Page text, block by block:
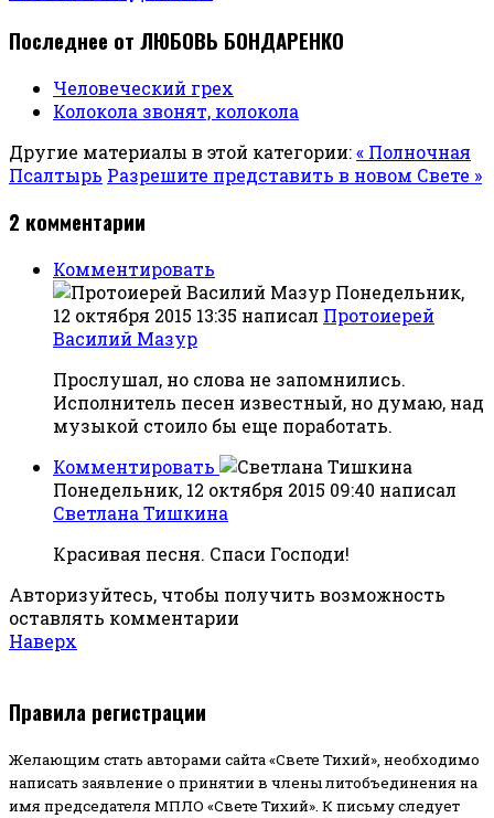
Последнее от ЛЮБОВЬ БОНДАРЕНКО
Человеческий грех
Колокола звонят, колокола
Другие материалы в этой категории:« Полночная
Псалтырь Разрешите представить в новом Свете »
2 комментарии
Комментировать
Понедельник,
12 октября 2015 13:35 написал Протоиерей
Василий Мазур
Прослушал, но слова не запомнились.
Исполнитель песен известный, но думаю, над
музыкой стоило бы еще поработать.
Комментировать
Понедельник, 12 октября 2015 09:40 написал
Светлана Тишкина
Красивая песня. Спаси Господи!
Авторизуйтесь, чтобы получить возможность
оставлять комментарии
Наверх
Правила регистрации
Желающим стать авторами сайта «Свете Тихий», необходимо
написать заявление о принятии в члены литобъединения на
имя председателя МПЛО «Свете Тихий». К письму следует